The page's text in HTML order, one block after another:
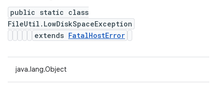
public static class
FileUtil.LowDiskSpaceException
extends FatalHostError
java.lang.Object